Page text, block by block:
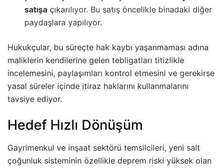
satışa çıkarılıyor. Bu satış öncelikle binadaki diğer
paydaşlara yapılıyor.
Hukukçular, bu süreçte hak kaybı yaşanmaması adına
maliklerin kendilerine gelen tebligatları titizlikle
incelemesini, paylaşımları kontrol etmesini ve gerekirse
yasal süreler içinde itiraz haklarını kullanmalarını
tavsiye ediyor.
Hedef Hızlı Dönüşüm
Gayrimenkul ve inşaat sektörü temsilcileri, yeni salt
çoğunluk sisteminin özellikle deprem riski yüksek olan